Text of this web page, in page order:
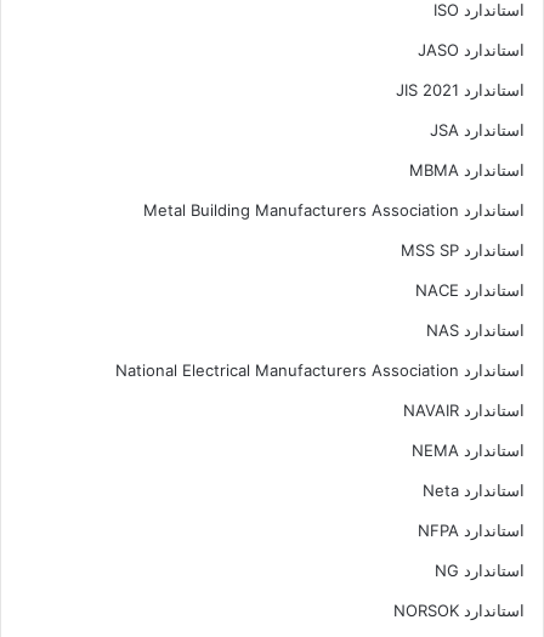
استاندارد ISO
استاندارد JASO
استاندارد JIS 2021
استاندارد JSA
استاندارد MBMA
استاندارد Metal Building Manufacturers Association
استاندارد MSS SP
استاندارد NACE
استاندارد NAS
استاندارد National Electrical Manufacturers Association
استاندارد NAVAIR
استاندارد NEMA
استاندارد Neta
استاندارد NFPA
استاندارد NG
استاندارد NORSOK